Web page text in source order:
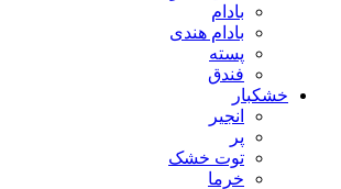
بادام
بادام هندی
پسته
فندق
خشکبار
انجیر
پر
توت خشک
خرما